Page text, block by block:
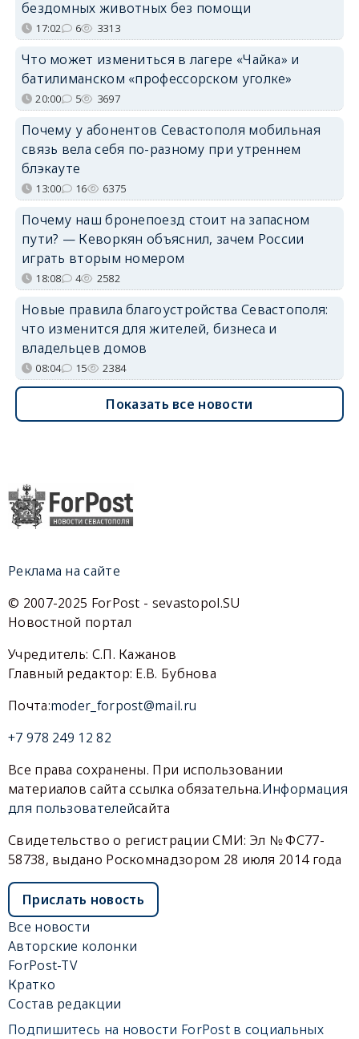
бездомных животных без помощи
17:02 6 3313
Что может измениться в лагере «Чайка» и
батилиманском «профессорском уголке»
20:00 5 3697
Почему у абонентов Севастополя мобильная
связь вела себя по-разному при утреннем
блэкауте
13:00 16 6375
Почему наш бронепоезд стоит на запасном
пути? — Кеворкян объяснил, зачем России
играть вторым номером
18:08 4 2582
Новые правила благоустройства Севастополя:
что изменится для жителей, бизнеса и
владельцев домов
08:04 15 2384
Показать все новости
Реклама на сайте
© 2007-2025 ForPost - sevastopol.SU
Новостной портал
Учредитель: С.П. Кажанов
Главный редактор: Е.В. Бубнова
Почта:moder_forpost@mail.ru
+7 978 249 12 82
Все права сохранены. При использовании
материалов сайта ссылка обязательна.Информация
для пользователейсайта
Свидетельство о регистрации СМИ: Эл № ФС77-
58738, выдано Роскомнадзором 28 июля 2014 года
Прислать новость
Все новости
Авторские колонки
ForPost-TV
Кратко
Состав редакции
Подпишитесь на новости ForPost в социальных